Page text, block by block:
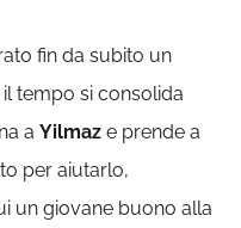
fin da subito un
tempo si consolida
aYilmaz e prende a
per aiutarlo,
un giovane buono alla